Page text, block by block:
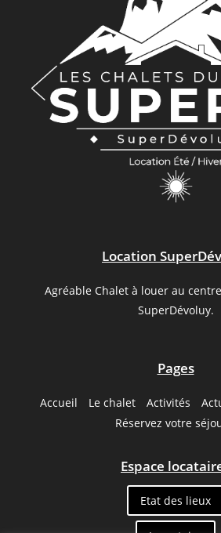
Location
Agréable Chalet à louer au
SuperDévoluy.
Pages
Accueil Le chalet Activités
Réservez votre
Espace
Etat des lieux